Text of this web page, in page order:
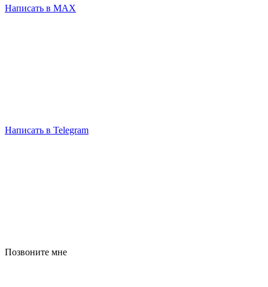
Написать в MAX
Написать в Telegram
Позвоните мне